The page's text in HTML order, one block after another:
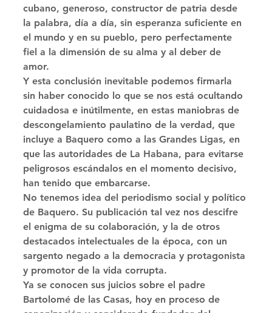
cubano, generoso, constructor de patria desde
la palabra, día a día, sin esperanza suficiente en
el mundo y en su pueblo, pero perfectamente
fiel a la dimensión de su alma y al deber de
amor.
Y esta conclusión inevitable podemos firmarla
sin haber conocido lo que se nos está ocultando
cuidadosa e inútilmente, en estas maniobras de
descongelamiento paulatino de la verdad, que
incluye a Baquero como a las Grandes Ligas, en
que las autoridades de La Habana, para evitarse
peligrosos escándalos en el momento decisivo,
han tenido que embarcarse.
No tenemos idea del periodismo social y político
de Baquero. Su publicación tal vez nos descifre
el enigma de su colaboración, y la de otros
destacados intelectuales de la época, con un
sargento negado a la democracia y protagonista
y promotor de la vida corrupta.
Ya se conocen sus juicios sobre el padre
Bartolomé de las Casas, hoy en proceso de